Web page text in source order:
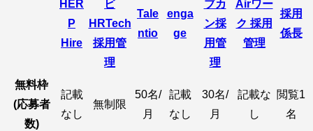
HER
P
Hire
ビ
HRTech
採用管
理
Tale
ntio
enga
ge
ブカ
ン採
用管
理
Airワー
ク 採用
管理
採用
係長
無料枠
(応募者
数)
記載
なし
無制限
50名/
月
記載
なし
30名/
月
記載な
し
閲覧1
名